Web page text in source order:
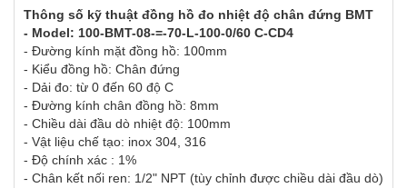
Thông số kỹ thuật đồng hồ đo nhiệt độ chân đứng BMT
- Model: 100-BMT-08-=-70-L-100-0/60 C-CD4
- Đường kính mặt đồng hồ: 100mm
- Kiểu đồng hồ: Chân đứng
- Dải đo: từ 0 đến 60 độ C
- Đường kính chân đồng hồ: 8mm
- Chiều dài đầu dò nhiệt độ: 100mm
- Vật liệu chế tạo: inox 304, 316
- Độ chính xác : 1%
- Chân kết nối ren: 1/2" NPT (tùy chỉnh được chiều dài đầu dò)